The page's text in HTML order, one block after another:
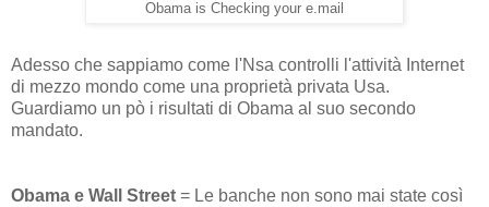
Obama is Checking your e.mail
Adesso che sappiamo come l'Nsa controlli l'attività Internet
di mezzo mondo come una proprietà privata Usa.
Guardiamo un pò i risultati di Obama al suo secondo
mandato.
Obama e Wall Street = Le banche non sono mai state così